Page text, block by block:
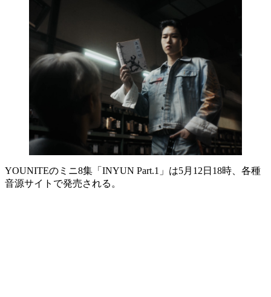
YOUNITEのミニ8集「INYUN Part.1」は5月12日18時、各種
音源サイトで発売される。